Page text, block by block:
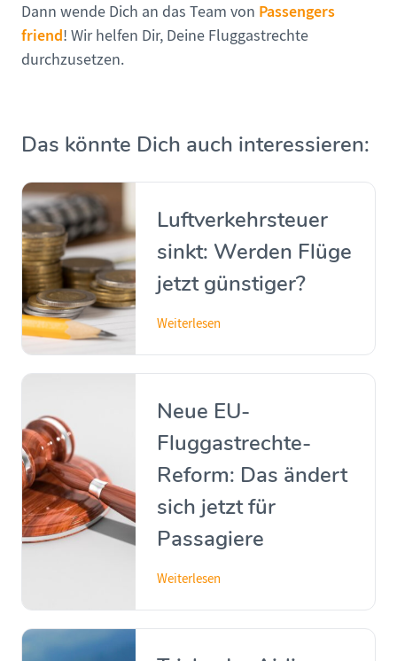
Dann wende Dich an das Team von Passengers
friend! Wir helfen Dir, Deine Fluggastrechte
durchzusetzen.
Das könnte Dich auch interessieren:
Luftverkehrsteuer
sinkt: Werden Flüge
jetzt günstiger?
Weiterlesen
Neue EU-
Fluggastrechte-
Reform: Das ändert
sich jetzt für
Passagiere
Weiterlesen